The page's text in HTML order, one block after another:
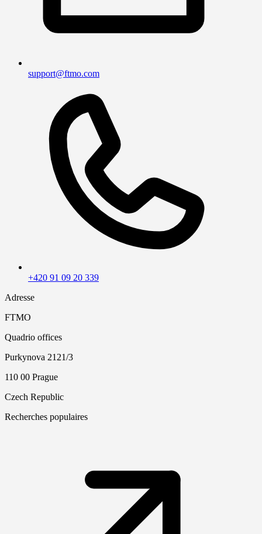
support@ftmo.com
+420 91 09 20 339
Adresse
FTMO
Quadrio offices
Purkynova 2121/3
110 00 Prague
Czech Republic
Recherches populaires